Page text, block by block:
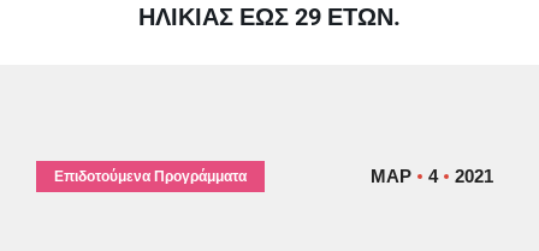
ΗΛΙΚΊΑΣ ΈΩΣ 29 ΕΤΏΝ.
ΜΑΡ 4 2021
Επιδοτούμενα Προγράμματα